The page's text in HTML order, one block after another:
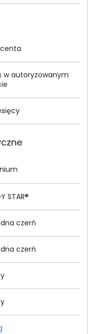
w autoryzowanym
STAR®
czerń
czerń